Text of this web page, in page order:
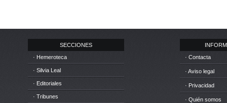
SECCIONES
· Hemeroteca
· Silvia Leal
· Editoriales
· Tribunes
· Contacta
· Aviso legal
· Privacidad
· Quién somos